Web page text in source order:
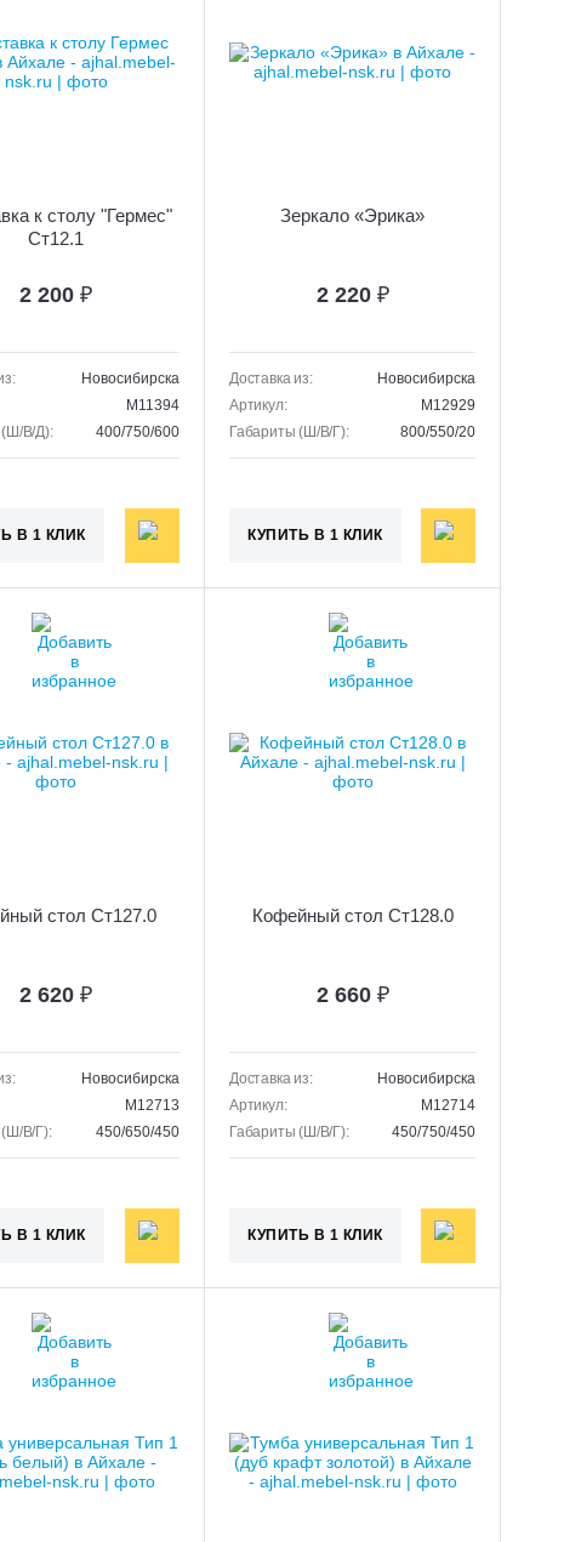
к столу "Гермес"
Ст12.1
2 200 ₽
Новосибирска
M11394
(Ш/В/Д):
400/750/600
В 1 КЛИК
Зеркало «Эрика»
2 220 ₽
Доставка из:
Новосибирска
Артикул:
M12929
Габариты (Ш/В/Г):
800/550/20
КУПИТЬ В 1 КЛИК
стол Ст127.0
2 620 ₽
Новосибирска
M12713
(Ш/В/Г):
450/650/450
В 1 КЛИК
Кофейный стол Ст128.0
2 660 ₽
Доставка из:
Новосибирска
Артикул:
M12714
Габариты (Ш/В/Г):
450/750/450
КУПИТЬ В 1 КЛИК